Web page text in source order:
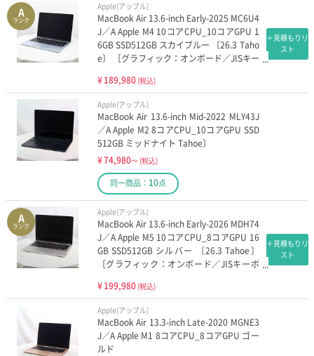
A
ランク
Apple(アップル)
MacBook Air 13.6-inch Early-2025 MC6U4
J／A Apple M4 10コアCPU_10コアGPU 1
6GB SSD512GB スカイブルー 〔26.3 Taho
e〕 ［グラフィック：オンボード／JISキー
¥189,980 (税込)
＋見積もりリ
スト
Apple(アップル)
MacBook Air 13.6-inch Mid-2022 MLY43J
／A Apple M2 8コアCPU_10コアGPU SSD
512GB ミッドナイト Tahoe〕
¥74,980～ (税込)
同一商品： 10点
A
ランク
Apple(アップル)
MacBook Air 13.6-inch Early-2026 MDH74
J／A Apple M5 10コアCPU_8コアGPU 16
GB SSD512GB シルバー 〔26.3 Tahoe〕
［グラフィック：オンボード／JISキーボ
¥199,980 (税込)
＋見積もりリ
スト
Apple(アップル)
MacBook Air 13.3-inch Late-2020 MGNE3
J／A Apple M1 8コアCPU_8コアGPU ゴー
ルド